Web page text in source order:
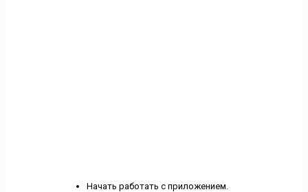
Начать работать с приложением.